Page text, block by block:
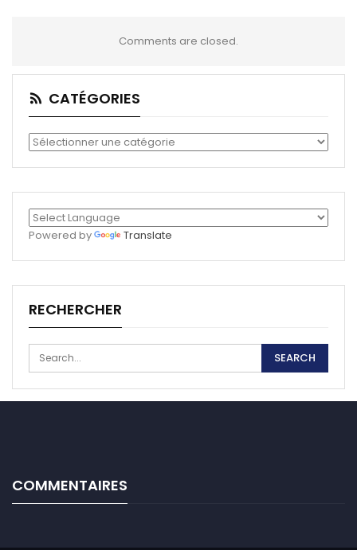
Comments are closed.
CATÉGORIES
Catégories
Powered by Translate
RECHERCHER
COMMENTAIRES